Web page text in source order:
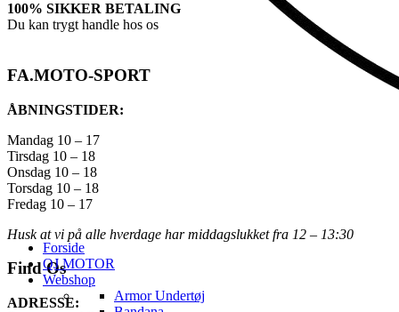
Forside
QJ MOTOR
Webshop
Armor Undertøj
100% SIKKER BETALING
Du kan trygt handle hos os
FA.MOTO-SPORT
ÅBNINGSTIDER:
Mandag 10 – 17
Tirsdag 10 – 18
Onsdag 10 – 18
Torsdag 10 – 18
Fredag 10 – 17
Husk at vi på alle hverdage har middagslukket fra 12 – 13:30
Find Os
ADRESSE: